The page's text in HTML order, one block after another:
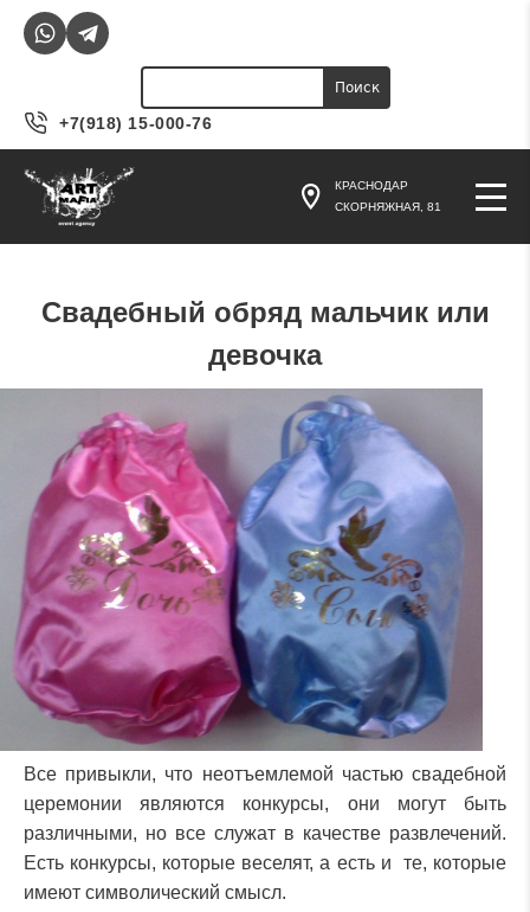
Форма поиска
+7(918) 15-000-76
КРАСНОДАР
СКОРНЯЖНАЯ, 81
Свадебный обряд мальчик или
девочка
Все привыкли, что неотъемлемой частью свадебной
церемонии являются конкурсы, они могут быть
различными, но все служат в качестве развлечений.
Есть конкурсы, которые веселят, а есть и те, которые
имеют символический смысл.